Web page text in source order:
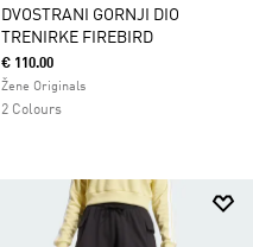
DVOSTRANI GORNJI DIO
TRENIRKE FIREBIRD
€ 110.00
Žene Originals
2 Colours